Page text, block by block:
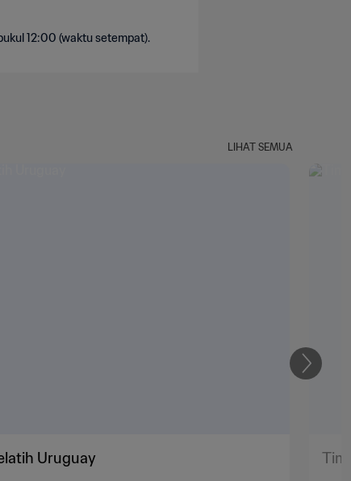
12:00 (waktu setempat).
LIHAT SEMUA
Uruguay Tim